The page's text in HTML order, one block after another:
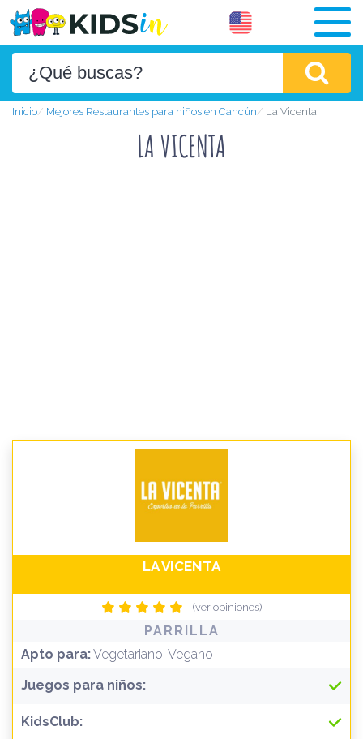
Inicio Mejores Restaurantes para niños en Cancún La Vicenta
LA VICENTA
LA VICENTA
(ver opiniones)
PARRILLA
Apto para:Vegetariano, Vegano
Juegos para niños:
KidsClub: